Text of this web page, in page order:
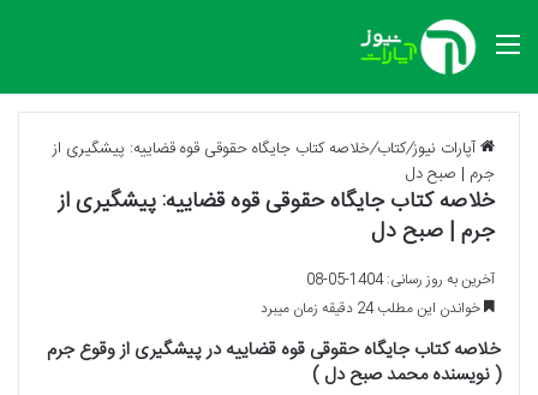
منو
آپارات نیوز/کتاب/خلاصه کتاب جایگاه حقوقی قوه قضاییه: پیشگیری از
جرم | صبح دل
خلاصه کتاب جایگاه حقوقی قوه قضاییه: پیشگیری از
جرم | صبح دل
آخرین به روز رسانی: 1404-05-08
خواندن این مطلب 24 دقیقه زمان میبرد
خلاصه کتاب جایگاه حقوقی قوه قضاییه در پیشگیری از وقوع جرم
( نویسنده محمد صبح دل )